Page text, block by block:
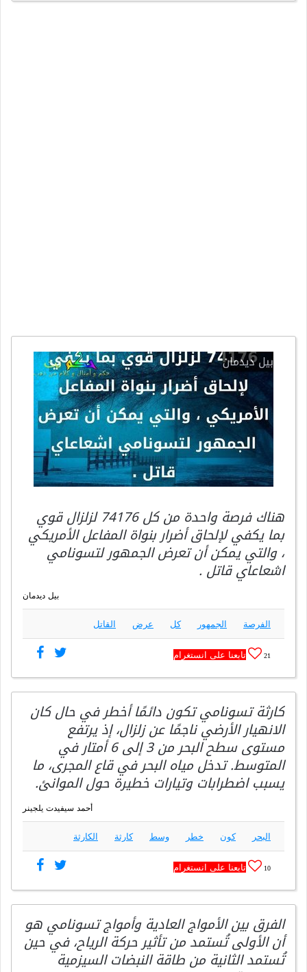
هناك فرصة واحدة من كل 74176 لزلزال قوي
بما يكفي لإلحاق أضرار بنواة المفاعل الأمريكي
، والتي يمكن أن تعرض الجمهور لتسونامي
اشعاعاي قاتل .
بيل ديدمان
الفرصة الجمهور كل عرض القاتل
21 تابعنا على انستغرام
كارثة تسونامي تكون دائمًا أخطر في حال كان
الانهيار الأرضي ناجمًا عن زلزال، إذ يرتفع
مستوى سطح البحر من 3 إلى 6 أمتار في
المتوسط. تدخل مياه البحر في قاع المجرى، ما
يسبب اضطرابات وتيارات خطيرة حول الموانئ.
أحمد سيفيدت يلجينر
البحر كون خطر وسط كارثة الكارثة
10 تابعنا على انستغرام
الفرق بين الأمواج العادية وأمواج تسونامي هو
أن الأولى تُستمد من تأثير حركة الرياح، في حين
تُستمد الثانية من طاقة النبضات السيزمية